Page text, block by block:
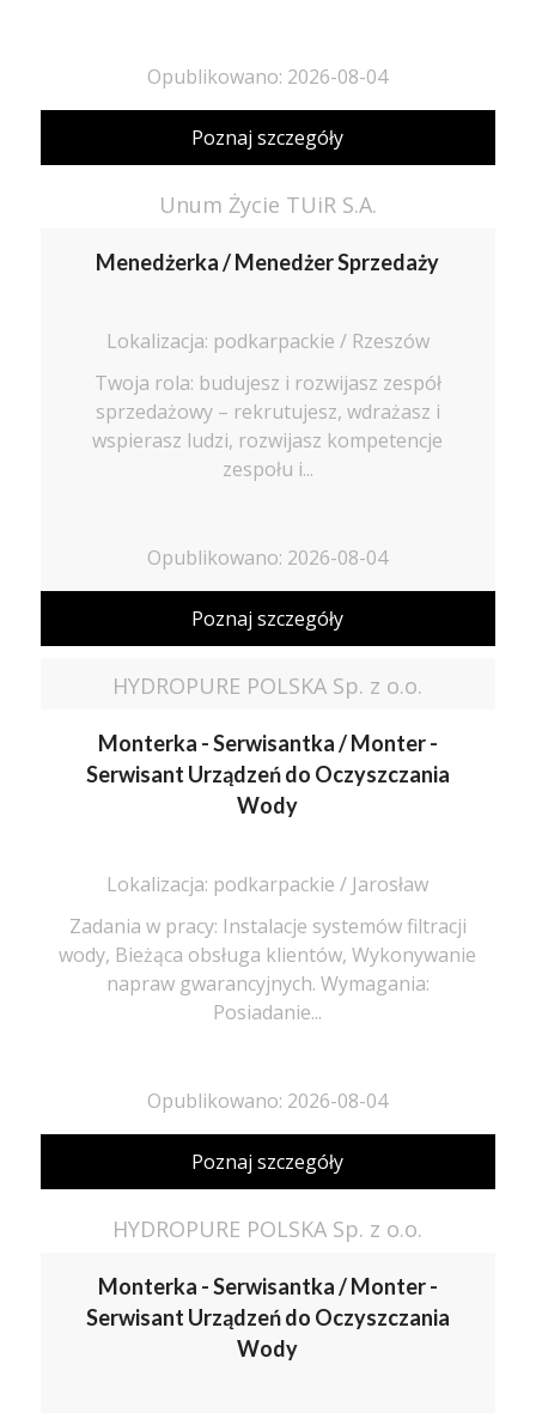
Opublikowano: 2026-08-04
Poznaj szczegóły
Unum Życie TUiR S.A.
Menedżerka / Menedżer Sprzedaży
Lokalizacja: podkarpackie / Rzeszów
Twoja rola: budujesz i rozwijasz zespół
sprzedażowy – rekrutujesz, wdrażasz i
wspierasz ludzi, rozwijasz kompetencje
zespołu i...
Opublikowano: 2026-08-04
Poznaj szczegóły
HYDROPURE POLSKA Sp. z o.o.
Monterka - Serwisantka / Monter -
Serwisant Urządzeń do Oczyszczania
Wody
Lokalizacja: podkarpackie / Jarosław
Zadania w pracy: Instalacje systemów filtracji
wody, Bieżąca obsługa klientów, Wykonywanie
napraw gwarancyjnych. Wymagania:
Posiadanie...
Opublikowano: 2026-08-04
Poznaj szczegóły
HYDROPURE POLSKA Sp. z o.o.
Monterka - Serwisantka / Monter -
Serwisant Urządzeń do Oczyszczania
Wody